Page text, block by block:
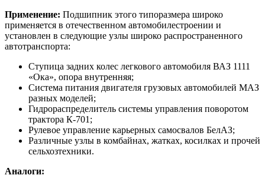
Применение: Подшипник этого типоразмера широко
применяется в отечественном автомобилестроении и
установлен в следующие узлы широко распространенного
автотранспорта:
Ступица задних колес легкового автомобиля ВАЗ 1111
«Ока», опора внутренняя;
Система питания двигателя грузовых автомобилей МАЗ
разных моделей;
Гидрораспределитель системы управления поворотом
трактора К-701;
Рулевое управление карьерных самосвалов БелАЗ;
Различные узлы в комбайнах, жатках, косилках и прочей
сельхозтехники.
Аналоги: